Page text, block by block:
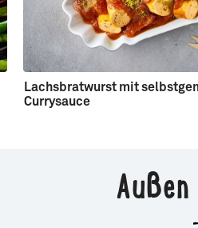
Lachsbratwurst mit
Currysauce